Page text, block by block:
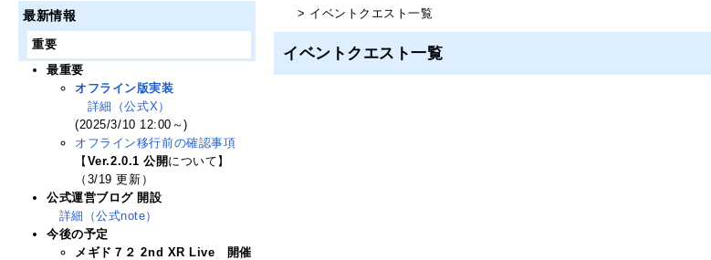
> イベントクエスト一覧
イベントクエスト一覧
最新情報
重要
最重要
オフライン版実装
詳細（公式X）
(2025/3/10 12:00～)
オフライン移行前の確認事項
【Ver.2.0.1 公開について】
（3/19 更新）
公式運営ブログ 開設
詳細（公式note）
今後の予定
メギド７２ 2nd XR Live 開催